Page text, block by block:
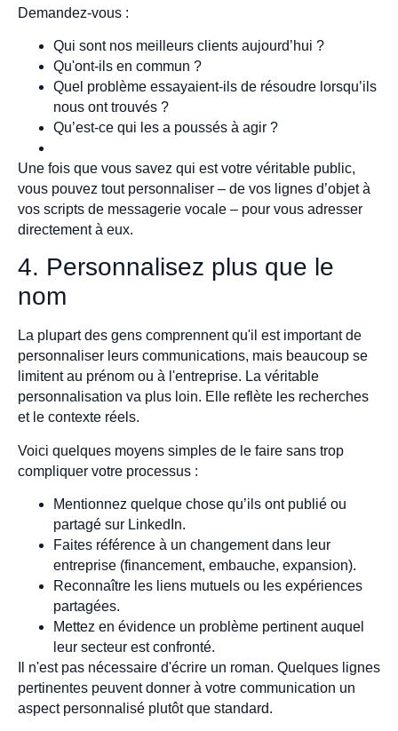
Demandez-vous :
Qui sont nos meilleurs clients aujourd’hui ?
Qu'ont-ils en commun ?
Quel problème essayaient-ils de résoudre lorsqu’ils
nous ont trouvés ?
Qu’est-ce qui les a poussés à agir ?
Une fois que vous savez qui est votre véritable public,
vous pouvez tout personnaliser – de vos lignes d’objet à
vos scripts de messagerie vocale – pour vous adresser
directement à eux.
4. Personnalisez plus que le
nom
La plupart des gens comprennent qu'il est important de
personnaliser leurs communications, mais beaucoup se
limitent au prénom ou à l'entreprise. La véritable
personnalisation va plus loin. Elle reflète les recherches
et le contexte réels.
Voici quelques moyens simples de le faire sans trop
compliquer votre processus :
Mentionnez quelque chose qu’ils ont publié ou
partagé sur LinkedIn.
Faites référence à un changement dans leur
entreprise (financement, embauche, expansion).
Reconnaître les liens mutuels ou les expériences
partagées.
Mettez en évidence un problème pertinent auquel
leur secteur est confronté.
Il n'est pas nécessaire d'écrire un roman. Quelques lignes
pertinentes peuvent donner à votre communication un
aspect personnalisé plutôt que standard.